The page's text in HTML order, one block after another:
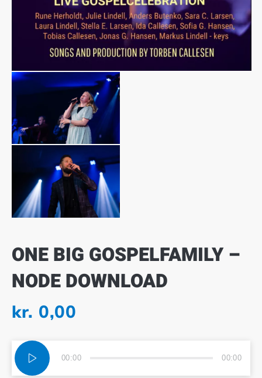
ONE BIG GOSPELFAMILY –
NODE DOWNLOAD
kr. 0,00
Lydafspiller
00:00 00:00